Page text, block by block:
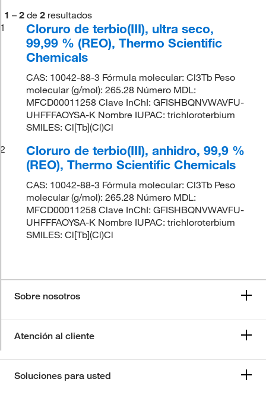
1 – 2 de 2 resultados
1
Cloruro de terbio(III), ultra seco,
99,99 % (REO), Thermo Scientific
Chemicals
CAS: 10042-88-3 Fórmula molecular: Cl3Tb Peso
molecular (g/mol): 265.28 Número MDL:
MFCD00011258 Clave InChI: GFISHBQNVWAVFU-
UHFFFAOYSA-K Nombre IUPAC: trichloroterbium
SMILES: Cl[Tb](Cl)Cl
2
Cloruro de terbio(III), anhidro, 99,9 %
(REO), Thermo Scientific Chemicals
CAS: 10042-88-3 Fórmula molecular: Cl3Tb Peso
molecular (g/mol): 265.28 Número MDL:
MFCD00011258 Clave InChI: GFISHBQNVWAVFU-
UHFFFAOYSA-K Nombre IUPAC: trichloroterbium
SMILES: Cl[Tb](Cl)Cl
Sobre nosotros
Atención al cliente
Soluciones para usted